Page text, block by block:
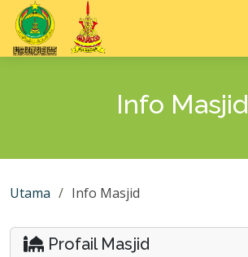
Info Masjid
Utama Info Masjid
Profail Masjid